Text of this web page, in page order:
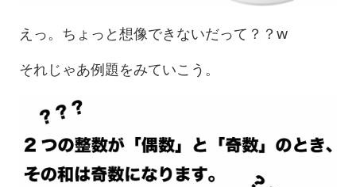
えっ。ちょっと想像できないだって？？w
それじゃあ例題をみていこう。